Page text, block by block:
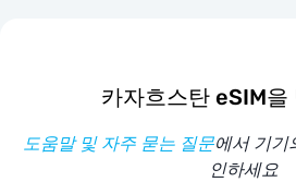
카자흐스탄 eSIM을
도움말 및 자주 묻는 질문에서 기기
인하세요